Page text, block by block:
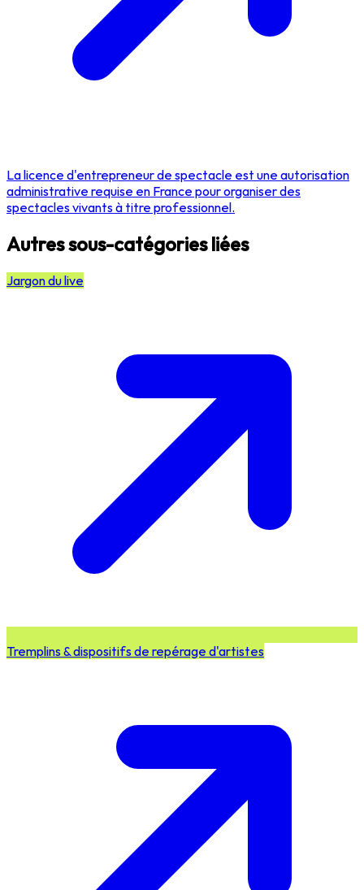
La licence d'entrepreneur de spectacle est une autorisation
administrative requise en France pour organiser des
spectacles vivants à titre professionnel.
Autres sous-catégories liées
Jargon du live
Tremplins & dispositifs de repérage d'artistes